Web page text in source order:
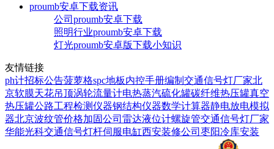
proumb安卓下载资讯
公司proumb安卓下载
照明行业proumb安卓下载
灯光proumb安卓版下载小知识
友情链接
ph计招标公告菠萝格spc地板内控手册编制 交通信号灯厂家北
京软膜天花吊顶涡轮流量计电热蒸汽硫化罐碳纤维热压罐真空
热压罐公路工程检测仪器钢结构仪器数学计算器静电放电模拟
器北京波纹管价格加固公司 雷达液位计螺旋管交通信号灯厂家
华能光科交通信号灯杆伺服电缸西安装修公司 枣阳冷库安装